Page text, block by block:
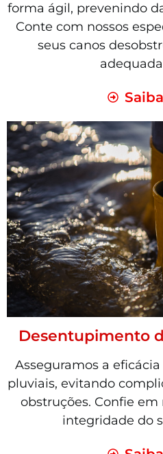
forma ágil, prevenindo
Conte com nossos
seus canos
Desentupimento
Asseguramos a
pluviais, evitando
obstruções. Confie em
integridade do